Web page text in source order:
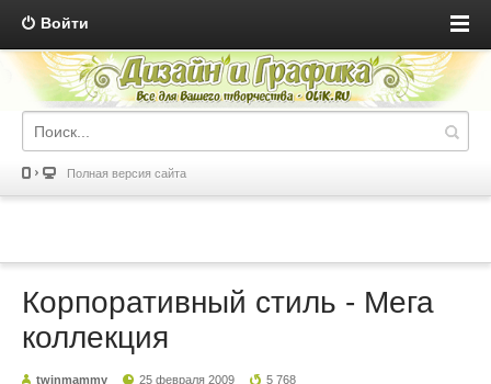
Войти
Полная версия сайта
Корпоративный стиль - Мега
коллекция
twinmammy 25 февраля 2009 5 768